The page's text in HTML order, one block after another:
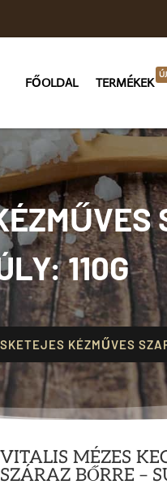
FŐOLDAL TERMÉKEK
110G
KÉZMŰVES
VITALIS MÉZES
SZÁRAZ BŐRRE –